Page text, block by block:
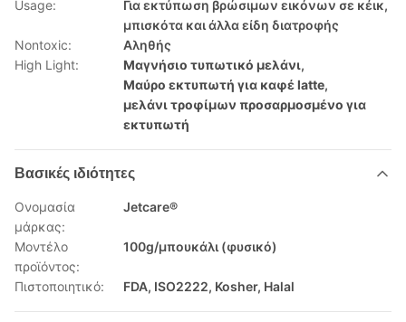
Usage:
Για εκτύπωση βρώσιμων εικόνων σε κέικ,
μπισκότα και άλλα είδη διατροφής
Nontoxic:
Αληθής
High Light:
Μαγνήσιο τυπωτικό μελάνι,
Μαύρο εκτυπωτή για καφέ latte,
μελάνι τροφίμων προσαρμοσμένο για
εκτυπωτή
Βασικές ιδιότητες
Ονομασία
μάρκας:
Jetcare®
Μοντέλο
προϊόντος:
100g/μπουκάλι (φυσικό)
Πιστοποιητικό: FDA, ISO2222, Kosher, Halal